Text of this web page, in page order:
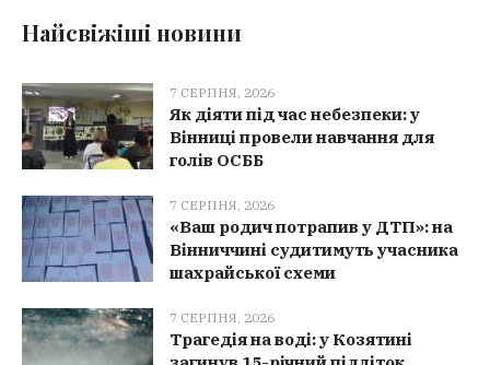
Найсвіжіші новини
7 СЕРПНЯ, 2026
Як діяти під час небезпеки: у
Вінниці провели навчання для
голів ОСББ
7 СЕРПНЯ, 2026
«Ваш родич потрапив у ДТП»: на
Вінниччині судитимуть учасника
шахрайської схеми
7 СЕРПНЯ, 2026
Трагедія на воді: у Козятині